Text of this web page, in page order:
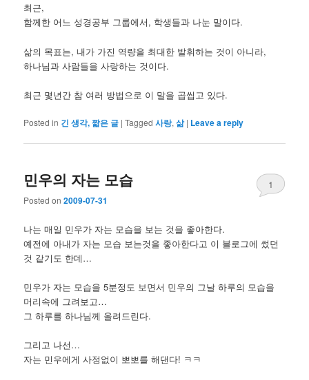
최근,
함께한 어느 성경공부 그룹에서, 학생들과 나눈 말이다.
삶의 목표는, 내가 가진 역량을 최대한 발휘하는 것이 아니라,
하나님과 사람들을 사랑하는 것이다.
최근 몇년간 참 여러 방법으로 이 말을 곱씹고 있다.
Posted in 긴 생각, 짧은 글 |Tagged 사랑,삶 | Leave a reply
민우의 자는 모습
Posted on2009-07-31
1
나는 매일 민우가 자는 모습을 보는 것을 좋아한다.
예전에 아내가 자는 모습 보는것을 좋아한다고 이 블로그에 썼던
것 같기도 한데…
민우가 자는 모습을 5분정도 보면서 민우의 그날 하루의 모습을
머리속에 그려보고…
그 하루를 하나님께 올려드린다.
그리고 나선…
자는 민우에게 사정없이 뽀뽀를 해댄다! ㅋㅋ